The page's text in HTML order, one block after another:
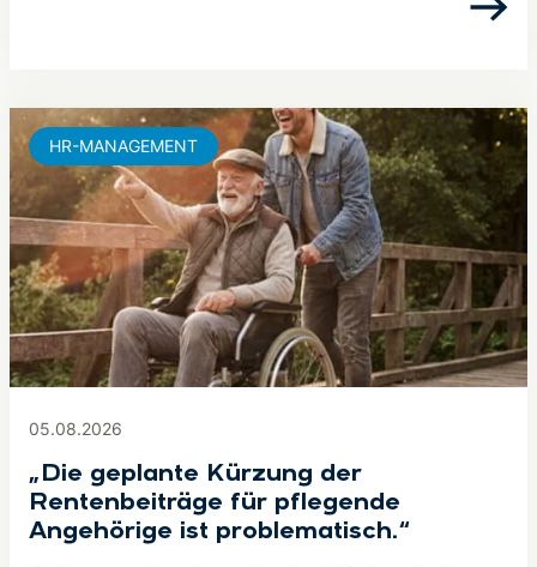
05.08.2026
„Die geplante Kürzung der
Rentenbeiträge für pflegende
Angehörige ist problematisch.“
HR-MANAGEMENT